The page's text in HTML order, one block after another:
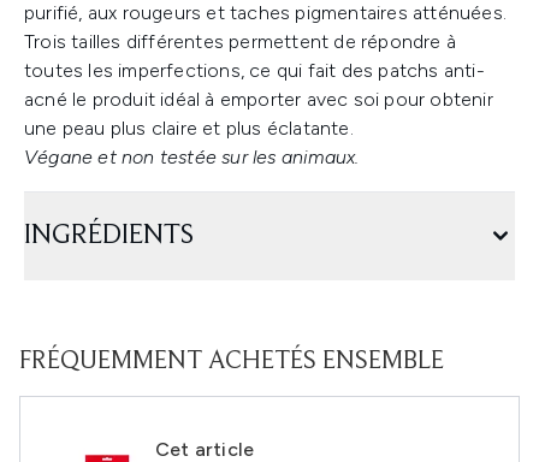
purifié, aux rougeurs et taches pigmentaires atténuées.
Trois tailles différentes permettent de répondre à
toutes les imperfections, ce qui fait des patchs anti-
acné le produit idéal à emporter avec soi pour obtenir
une peau plus claire et plus éclatante.
Végane et non testée sur les animaux.
INGRÉDIENTS
FRÉQUEMMENT ACHETÉS ENSEMBLE
Cet article